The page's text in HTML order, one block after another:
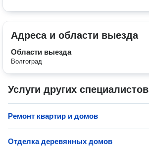
Адреса и области выезда
Области выезда
Волгоград
Услуги других специалистов
Ремонт квартир и домов
Отделка деревянных домов